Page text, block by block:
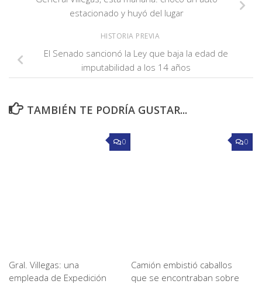
estacionado y huyó del lugar
HISTORIA PREVIA
El Senado sancionó la Ley que baja la edad de
imputabilidad a los 14 años
TAMBIÉN TE PODRÍA GUSTAR...
0
Gral. Villegas: una
empleada de Expedición
0
Camión embistió caballos
que se encontraban sobre